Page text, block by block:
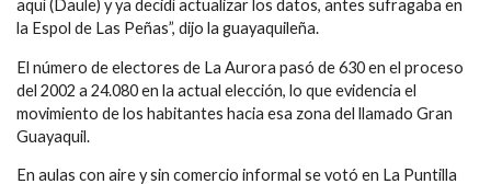
aquí (Daule) y ya decidí actualizar los datos, antes sufragaba en
la Espol de Las Peñas”, dijo la guayaquileña.
El número de electores de La Aurora pasó de 630 en el proceso
del 2002 a 24.080 en la actual elección, lo que evidencia el
movimiento de los habitantes hacia esa zona del llamado Gran
Guayaquil.
En aulas con aire y sin comercio informal se votó en La Puntilla